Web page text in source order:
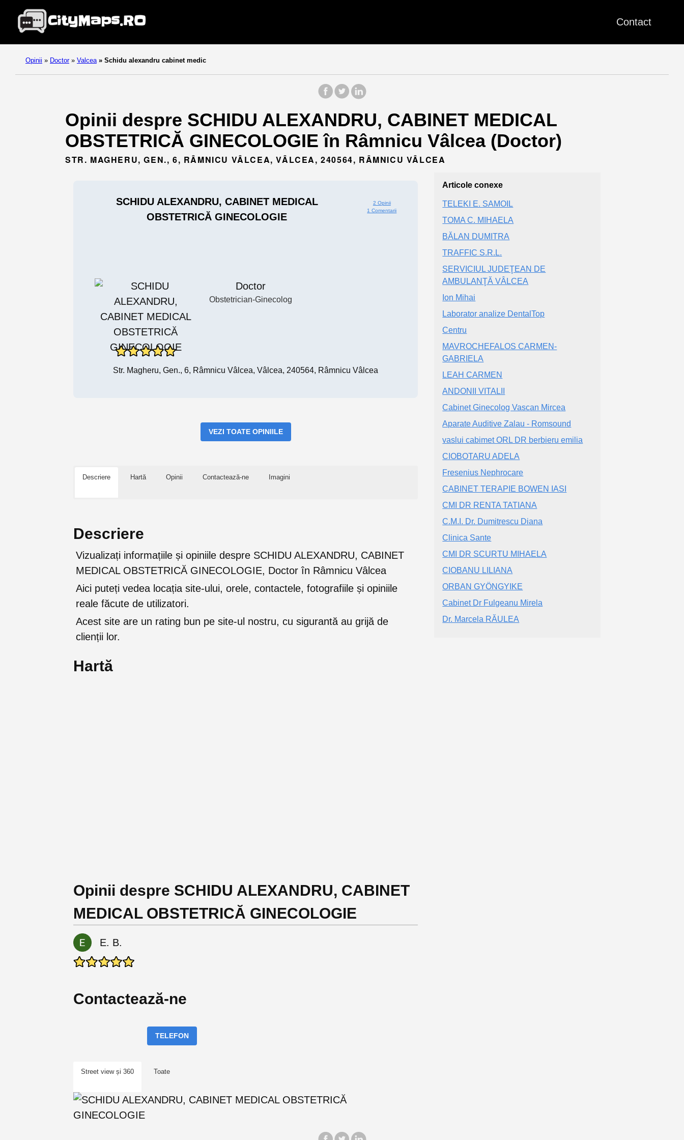
Contact
Opinii » Doctor » Valcea » Schidu alexandru cabinet medic
Opinii despre SCHIDU ALEXANDRU, CABINET MEDICAL
OBSTETRICĂ GINECOLOGIE în Râmnicu Vâlcea (Doctor)
STR. MAGHERU, GEN., 6, RÂMNICU VÂLCEA, VÂLCEA, 240564, RÂMNICU VÂLCEA
SCHIDU ALEXANDRU, CABINET MEDICAL
OBSTETRICĂ GINECOLOGIE
2 Opinii
1 Comentarii
Doctor
Obstetrician-Ginecolog
Str. Magheru, Gen., 6, Râmnicu Vâlcea, Vâlcea, 240564, Râmnicu Vâlcea
VEZI TOATE OPINIILE
Descriere Hartă Opinii Contactează-ne Imagini
Descriere
Vizualizați informațiile și opiniile despre SCHIDU ALEXANDRU, CABINET
MEDICAL OBSTETRICĂ GINECOLOGIE, Doctor în Râmnicu Vâlcea
Aici puteți vedea locația site-ului, orele, contactele, fotografiile și opiniile
reale făcute de utilizatori.
Acest site are un rating bun pe site-ul nostru, cu sigurantă au grijă de
clienții lor.
Hartă
Opinii despre SCHIDU ALEXANDRU, CABINET
MEDICAL OBSTETRICĂ GINECOLOGIE
E. B.
Contactează-ne
TELEFON
Street view și 360 Toate
Articole conexe
TELEKI E. SAMOIL
TOMA C. MIHAELA
BĂLAN DUMITRA
TRAFFIC S.R.L.
SERVICIUL JUDEŢEAN DE
AMBULANŢĂ VÂLCEA
Ion Mihai
Laborator analize DentalTop
Centru
MAVROCHEFALOS CARMEN-
GABRIELA
LEAH CARMEN
ANDONII VITALII
Cabinet Ginecolog Vascan Mircea
Aparate Auditive Zalau - Romsound
vaslui cabimet ORL DR berbieru emilia
CIOBOTARU ADELA
Fresenius Nephrocare
CABINET TERAPIE BOWEN IASI
CMI DR RENTA TATIANA
C.M.I. Dr. Dumitrescu Diana
Clinica Sante
CMI DR SCURTU MIHAELA
CIOBANU LILIANA
ORBAN GYÖNGYIKE
Cabinet Dr Fulgeanu Mirela
Dr. Marcela RĂULEA